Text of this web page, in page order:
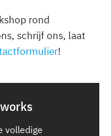
rond
schrijf ons, laat
!
volledige